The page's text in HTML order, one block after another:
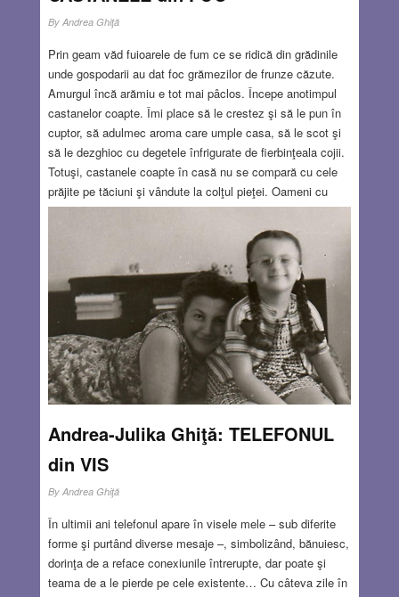
By Andrea Ghiţă
Prin geam văd fuioarele de fum ce se ridică din grădinile
unde gospodarii au dat foc grămezilor de frunze căzute.
Amurgul încă arămiu e tot mai pâclos. Începe anotimpul
castanelor coapte. Îmi place să le crestez şi să le pun în
cuptor, să adulmec aroma care umple casa, să le scot şi
să le dezghioc cu degetele înfrigurate de fierbinţeala cojii.
Totuşi, castanele coapte în casă nu se compară cu cele
prăjite pe tăciuni şi vândute la colţul pieţei. Oameni cu
palmele înnegrite şi aspre cântăresc cu iuţeală castanele
fierbinţi, le ambalează şi ţi le întind aburinde. Ce bine e să
le îndeşi în buzunar, ca să le mănânci apoi hoinărind şi
zgâindu-te la vitrine ! De câte ori simt aroma castanelor
coapte gândul, asemenea unui traseu cablat, mă poartă
către o întâmplare din copilărie.
Read more…
NOV 26, 2014 1 COMMENT
Andrea-Julika Ghiţă: TELEFONUL
din VIS
By Andrea Ghiţă
În ultimii ani telefonul apare în visele mele – sub diferite
forme şi purtând diverse mesaje –, simbolizând, bănuiesc,
dorinţa de a reface conexiunile întrerupte, dar poate şi
teama de a le pierde pe cele existente… Cu câteva zile în